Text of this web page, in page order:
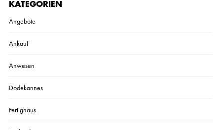
KATEGORIEN
Angebote
Ankauf
Anwesen
Dodekannes
Fertighaus